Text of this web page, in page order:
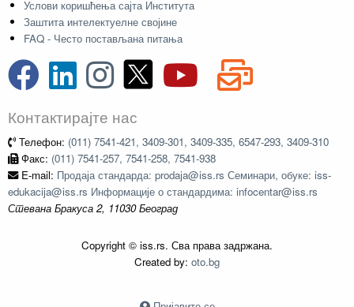
Услови коришћења сајта Института
Заштита интелектуелне својине
FAQ - Често постављана питања
Контактирајте нас
Телефон: (011) 7541-421, 3409-301, 3409-335, 6547-293, 3409-310
Факс: (011) 7541-257, 7541-258, 7541-938
E-mail: Продаја стандарда: prodaja@iss.rs Семинари, обуке: iss-
edukacija@iss.rs Информације о стандардима: infocentar@iss.rs
Стевана Бракуса 2, 11030 Београд
Copyright © iss.rs. Сва права задржана.
Created by: oto.bg